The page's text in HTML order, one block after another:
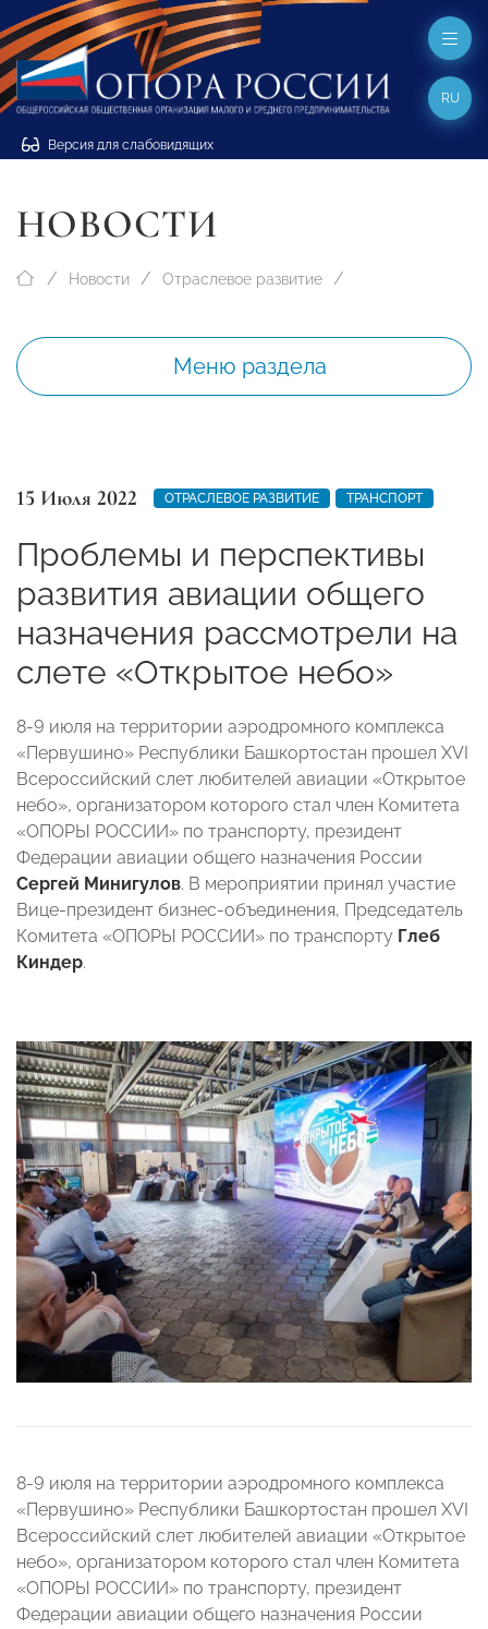
Версия для слабовидящих
RU
НОВОСТИ
Новости Отраслевое развитие
Меню раздела
15 Июля 2022 ОТРАСЛЕВОЕ РАЗВИТИЕ ТРАНСПОРТ
Проблемы и перспективы
развития авиации общего
назначения рассмотрели на
слете «Открытое небо»
8-9 июля на территории аэродромного комплекса
«Первушино» Республики Башкортостан прошел XVI
Всероссийский слет любителей авиации «Открытое
небо», организатором которого стал член Комитета
«ОПОРЫ РОССИИ» по транспорту, президент
Федерации авиации общего назначения России
Сергей Минигулов. В мероприятии принял участие
Вице-президент бизнес-объединения, Председатель
Комитета «ОПОРЫ РОССИИ» по транспорту Глеб
Киндер.
8-9 июля на территории аэродромного комплекса
«Первушино» Республики Башкортостан прошел XVI
Всероссийский слет любителей авиации «Открытое
небо», организатором которого стал член Комитета
«ОПОРЫ РОССИИ» по транспорту, президент
Федерации авиации общего назначения России